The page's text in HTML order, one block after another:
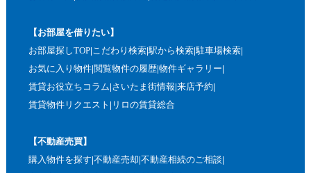
【お部屋を借りたい】
お部屋探しTOP こだわり検索 駅から検索 駐車場検索
お気に入り物件 閲覧物件の履歴 物件ギャラリー
賃貸お役立ちコラム さいたま街情報 来店予約
賃貸物件リクエスト リロの賃貸総合
【不動産売買】
購入物件を探す 不動産売却 不動産相続のご相談